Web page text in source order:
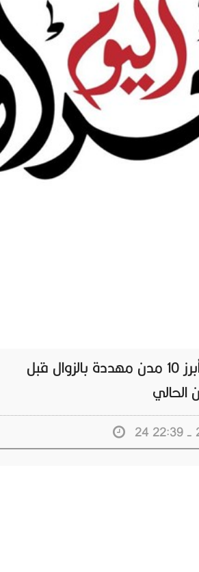
بالفيديو: أبرز 10 مدن مهددة بالزوال قبل
الحالي